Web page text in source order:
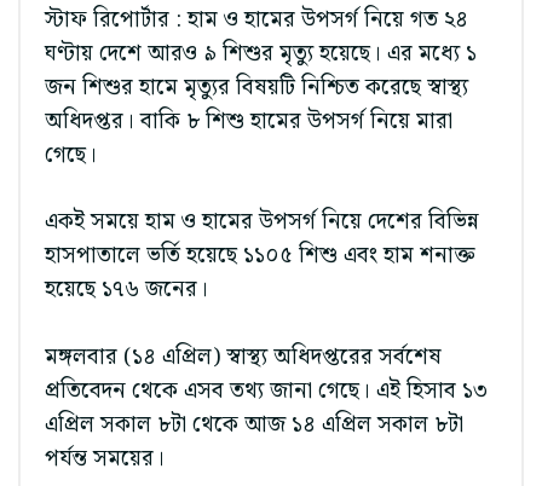
স্টাফ রিপোর্টার : হাম ও হামের উপসর্গ নিয়ে গত ২৪
ঘণ্টায় দেশে আরও ৯ শিশুর মৃত্যু হয়েছে। এর মধ্যে ১
জন শিশুর হামে মৃত্যুর বিষয়টি নিশ্চিত করেছে স্বাস্থ্য
অধিদপ্তর। বাকি ৮ শিশু হামের উপসর্গ নিয়ে মারা
গেছে।
একই সময়ে হাম ও হামের উপসর্গ নিয়ে দেশের বিভিন্ন
হাসপাতালে ভর্তি হয়েছে ১১০৫ শিশু এবং হাম শনাক্ত
হয়েছে ১৭৬ জনের।
মঙ্গলবার (১৪ এপ্রিল) স্বাস্থ্য অধিদপ্তরের সর্বশেষ
প্রতিবেদন থেকে এসব তথ্য জানা গেছে। এই হিসাব ১৩
এপ্রিল সকাল ৮টা থেকে আজ ১৪ এপ্রিল সকাল ৮টা
পর্যন্ত সময়ের।